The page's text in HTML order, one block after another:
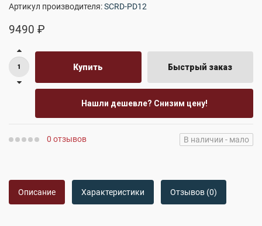
Артикул производителя:SCRD-PD12
9490 ₽
Купить Быстрый заказ
Нашли дешевле? Снизим цену!
0 отзывов В наличии - мало
Описание Характеристики Отзывов (0)